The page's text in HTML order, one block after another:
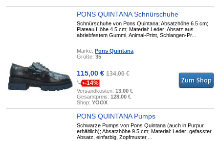
PONS QUINTANA Schnürschuhe
Schnürschuhe von Pons Quintana; Absatzhöhe 6.5 cm;
Plateau Höhe 4.5 cm; Material: Leder; Absatz aus
abriebfestem Gummi, Animal-Print, Schlangen-Pr...
Marke:Pons Quintana
Größe:35
115,00 €134,00 €
-14%
Versandkosten:13,00 €
Gesamtpreis:128,00 €
Shop:YOOX
PONS QUINTANA Pumps
Schwarze Pumps von Pons Quintana (auch in Purpur
erhältlich); Absatzhöhe 9.5 cm; Material: Leder; gefasster
Absatz, einfarbig, Zopfmuster,...